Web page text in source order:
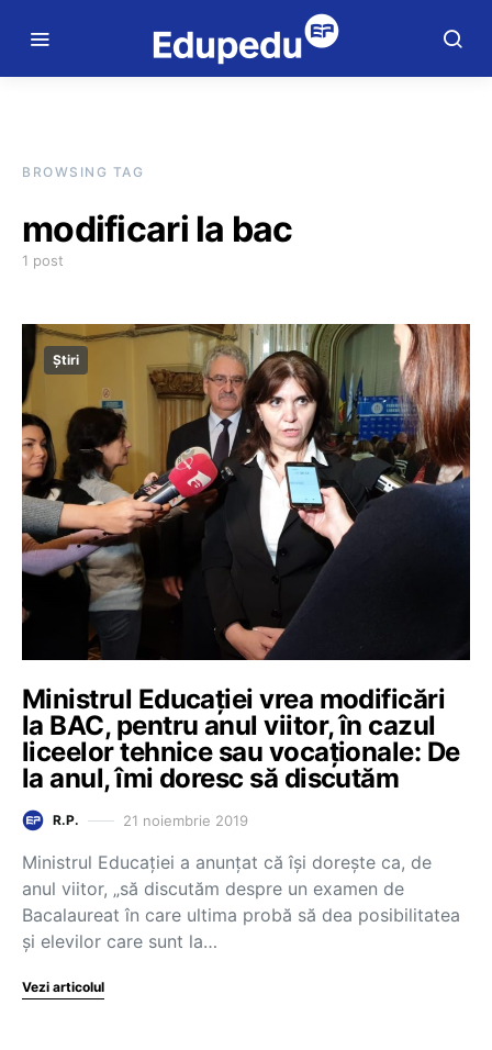
BROWSING TAG
modificari la bac
1 post
Știri
Ministrul Educației vrea modificări
la BAC, pentru anul viitor, în cazul
liceelor tehnice sau vocaționale: De
la anul, îmi doresc să discutăm
R.P. 21 noiembrie 2019
Ministrul Educaţiei a anunțat că își doreşte ca, de
anul viitor, „să discutăm despre un examen de
Bacalaureat în care ultima probă să dea posibilitatea
şi elevilor care sunt la…
Vezi articolul